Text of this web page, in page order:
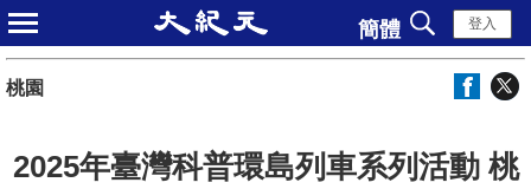
簡體 登入
桃園
2025年臺灣科普環島列車系列活動 桃